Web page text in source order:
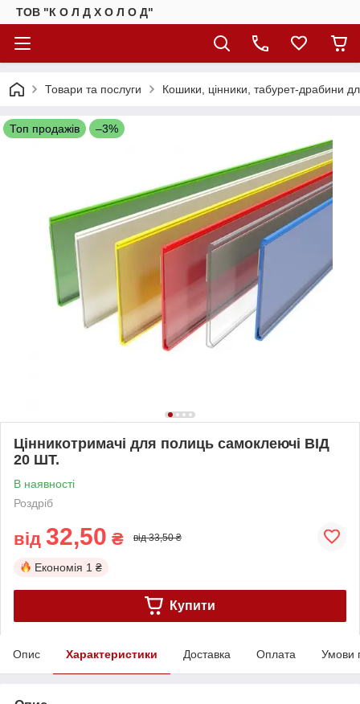
ТОВ "К О Л Д Х О Л О Д"
Товари та послуги Кошики, цінники, табурет-драбини
Топ продажів –3%
Цінникотримачі для полиць самоклеючі ВІД
20 ШТ.
В наявності
Роздріб
від 32,50 ₴ від 33,50 ₴
Економія 1 ₴
Купити
Опис Характеристики Доставка Оплата Умови